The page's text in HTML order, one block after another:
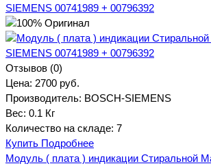
SIEMENS 00741989 + 00796392
Отзывов (0)
Цена: 2700 руб.
Производитель: BOSCH-SIEMENS
Вес: 0.1 Кг
Количество на складе: 7
Купить Подробнее
Модуль ( плата ) индикации Стиральной